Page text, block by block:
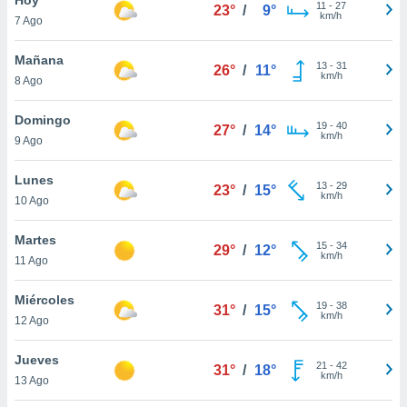
en
más
nuestra
de
cookies
aceptar
7 Ago
23° / 9° 11 - 27
km/h
Mañana
8 Ago
26° / 11° 13- 31
km/h
Domingo
9 Ago
27° / 14° 19- 40
km/h
Lunes
10 Ago
23° / 15° 13- 29
km/h
Martes
11 Ago
29° / 12° 15- 34
km/h
Miércoles
12 Ago
31° / 15° 19- 38
km/h
Jueves
13 Ago
31° / 18° 21 - 42
km/h